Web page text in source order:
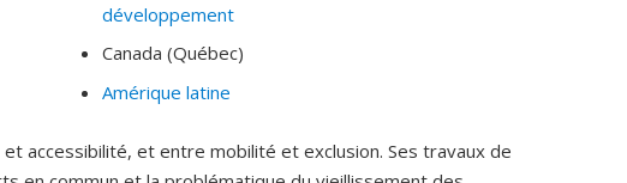
développement
Canada (Québec)
Amérique latine
accessibilité, et entre mobilité et exclusion. Ses travaux de